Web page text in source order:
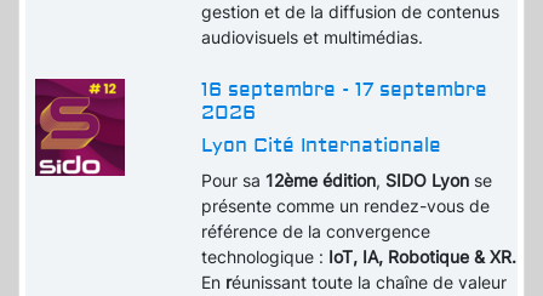
gestion et de la diffusion de contenus
audiovisuels et multimédias.
16 septembre - 17 septembre
2026
Lyon Cité Internationale
Pour sa12ème édition, SIDO Lyon se
présente comme un rendez-vous de
référence de la convergence
technologique : IoT, IA, Robotique & XR.
En réunissant toute la chaîne de valeur